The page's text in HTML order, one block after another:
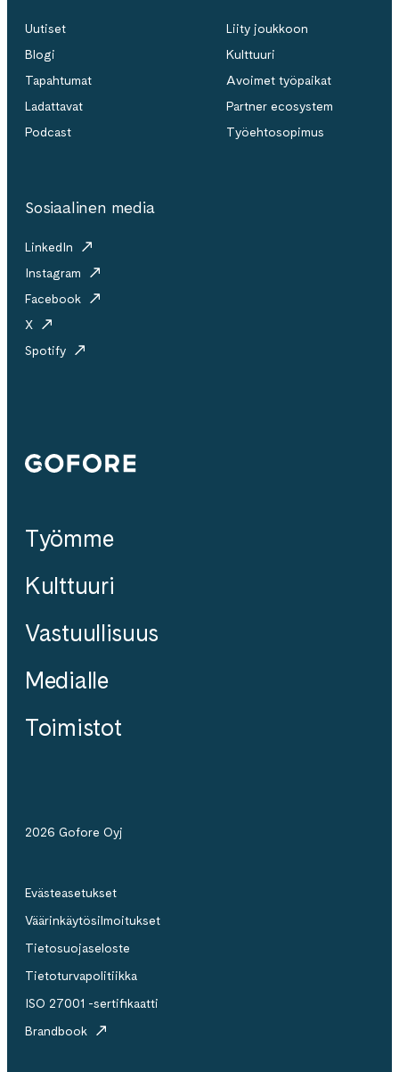
Uutiset
Blogi
Tapahtumat
Ladattavat
Podcast
Liity joukkoon
Kulttuuri
Avoimet työpaikat
Partner ecosystem
Työehtosopimus
Sosiaalinen media
LinkedIn
Instagram
Facebook
X
Spotify
Gofore
Työmme
Kulttuuri
Vastuullisuus
Medialle
Toimistot
2026 Gofore Oyj
Evästeasetukset
Väärinkäytösilmoitukset
Tietosuojaseloste
Tietoturvapolitiikka
ISO 27001 -sertifikaatti
Brandbook